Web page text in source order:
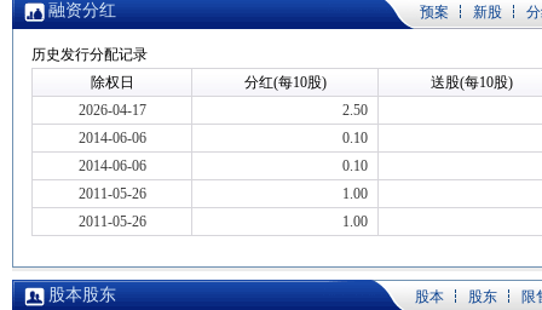
融资分红 预案 新股
历史发行分配记录
除权日
分红(每10股)
送股(每10股)
2026-04-17
2.50
2014-06-06
0.10
2014-06-06
0.10
2011-05-26
1.00
2011-05-26
1.00
股本股东 股本 股东 限